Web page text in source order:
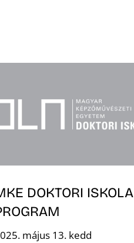
DOKTORI ISKOLA
május 13. kedd